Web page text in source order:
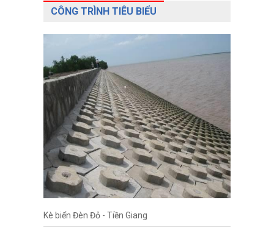
CÔNG TRÌNH TIÊU BIỂU
Kè biển Đèn Đỏ - Tiền Giang